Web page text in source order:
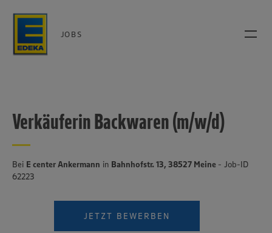
JOBS
Verkäuferin Backwaren (m/w/d)
Bei E center Ankermann in Bahnhofstr. 13, 38527 Meine - Job-ID
62223
JETZT BEWERBEN